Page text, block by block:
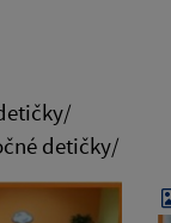
detičky/